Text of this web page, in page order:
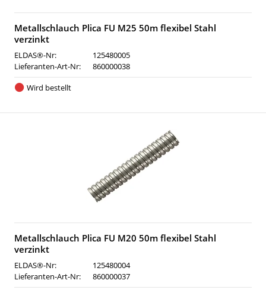
Metallschlauch Plica FU M25 50m flexibel Stahl
verzinkt
ELDAS®-Nr:
125480005
Lieferanten-Art-Nr:
860000038
Wird bestellt
Metallschlauch Plica FU M20 50m flexibel Stahl
verzinkt
ELDAS®-Nr:
125480004
Lieferanten-Art-Nr:
860000037